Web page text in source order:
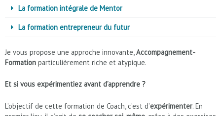
La formation intégrale de Mentor
La formation entrepreneur du futur
Je vous propose une approche innovante,Accompagnement-
Formation particulièrement riche et atypique.
Et si vous expérimentiez avant d’apprendre ?
L’objectif de cette formation de Coach, c’est d’expérimenter. En